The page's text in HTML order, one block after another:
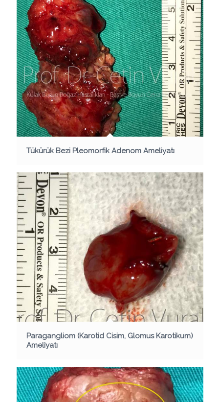
Tükürük Bezi Pleomorfik Adenom Ameliyatı
Paragangliom (Karotid Cisim, Glomus Karotikum)
Ameliyatı